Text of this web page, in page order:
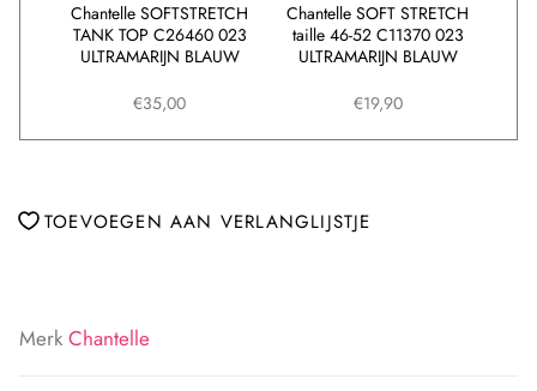
Chantelle SOFT STRETCH
taille 46-52 C11370 023
ULTRAMARIJN BLAUW
€19,90
Chantelle SOFTSTRETCH
TANK TOP C26460 023
ULTRAMARIJN BLAUW
€35,00
TOEVOEGEN AAN VERLANGLIJSTJE
Merk Chantelle